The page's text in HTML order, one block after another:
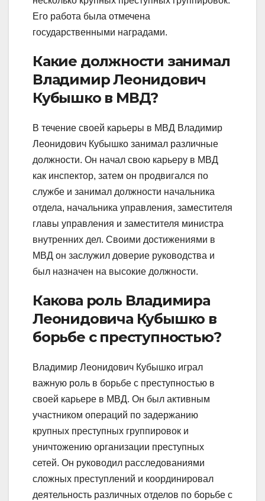
Его работа была отмечена
государственными наградами.
Какие должности занимал
Владимир Леонидович
Кубышко в МВД?
В течение своей карьеры в МВД Владимир
Леонидович Кубышко занимал различные
должности. Он начал свою карьеру в МВД
как инспектор, затем он продвигался по
службе и занимал должности начальника
отдела, начальника управления, заместителя
главы управления и заместителя министра
внутренних дел. Своими достижениями в
МВД он заслужил доверие руководства и
был назначен на высокие должности.
Какова роль Владимира
Леонидовича Кубышко в
борьбе с преступностью?
Владимир Леонидович Кубышко играл
важную роль в борьбе с преступностью в
своей карьере в МВД. Он был активным
участником операций по задержанию
крупных преступных группировок и
уничтожению организации преступных
сетей. Он руководил расследованиями
сложных преступлений и координировал
деятельность различных отделов по борьбе с